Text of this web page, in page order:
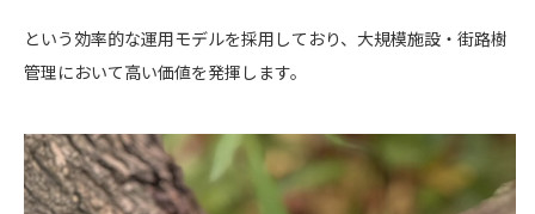
という効率的な運用モデルを採用しており、大規模施設・街路樹
管理において高い価値を発揮します。